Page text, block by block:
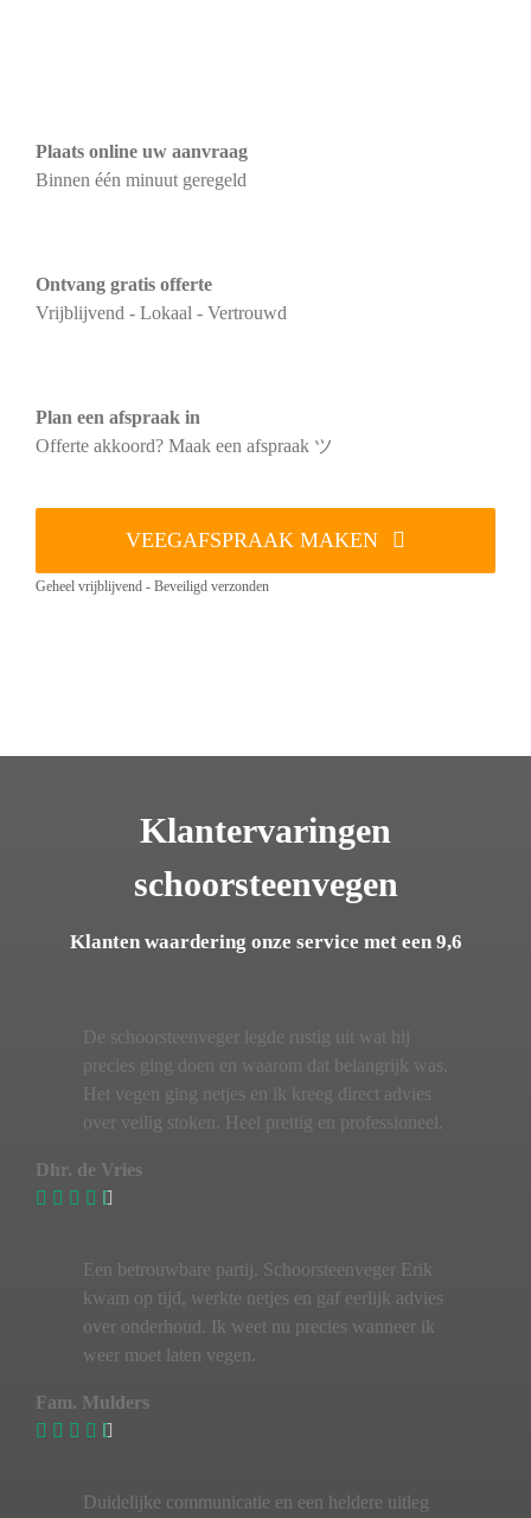
Plaats online uw aanvraag
Binnen één minuut geregeld
Ontvang gratis offerte
Vrijblijvend - Lokaal - Vertrouwd
Plan een afspraak in
Offerte akkoord? Maak een afspraak ツ
VEEGAFSPRAAK MAKEN
Geheel vrijblijvend - Beveiligd verzonden
Klantervaringen
schoorsteenvegen
Klanten waardering onze service met een 9,6
De schoorsteenveger legde rustig uit wat hij
precies ging doen en waarom dat belangrijk was.
Het vegen ging netjes en ik kreeg direct advies
over veilig stoken. Heel prettig en professioneel.
Dhr. de Vries
Een betrouwbare partij. Schoorsteenveger Erik
kwam op tijd, werkte netjes en gaf eerlijk advies
over onderhoud. Ik weet nu precies wanneer ik
weer moet laten vegen.
Fam. Mulders
Duidelijke communicatie en een heldere uitleg